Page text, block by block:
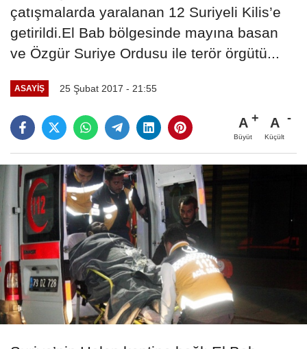
çatışmalarda yaralanan 12 Suriyeli Kilis’e
getirildi.El Bab bölgesinde mayına basan
ve Özgür Suriye Ordusu ile terör örgütü...
ASAYIŞ 25 Şubat 2017 - 21:55
A
Büyüt
A
Küçült